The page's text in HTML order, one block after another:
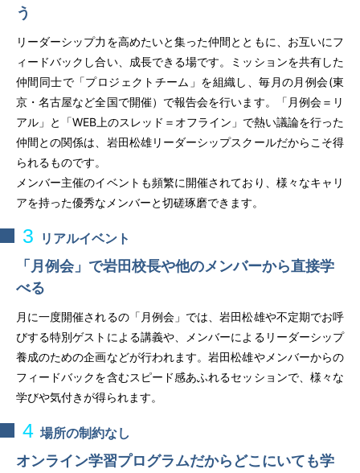
う
リーダーシップ力を高めたいと集った仲間とともに、お互いにフ
ィードバックし合い、成長できる場です。ミッションを共有した
仲間同士で「プロジェクトチーム」を組織し、毎月の月例会(東
京・名古屋など全国で開催）で報告会を行います。「月例会＝リ
アル」と「WEB上のスレッド＝オフライン」で熱い議論を行った
仲間との関係は、岩田松雄リーダーシップスクールだからこそ得
られるものです。
メンバー主催のイベントも頻繁に開催されており、様々なキャリ
アを持った優秀なメンバーと切磋琢磨できます。
3 リアルイベント
「月例会」で岩田校長や他のメンバーから直接学
べる
月に一度開催されるの「月例会」では、岩田松雄や不定期でお呼
びする特別ゲストによる講義や、メンバーによるリーダーシップ
養成のための企画などが行われます。岩田松雄やメンバーからの
フィードバックを含むスピード感あふれるセッションで、様々な
学びや気付きが得られます。
4 場所の制約なし
オンライン学習プログラムだからどこにいても学